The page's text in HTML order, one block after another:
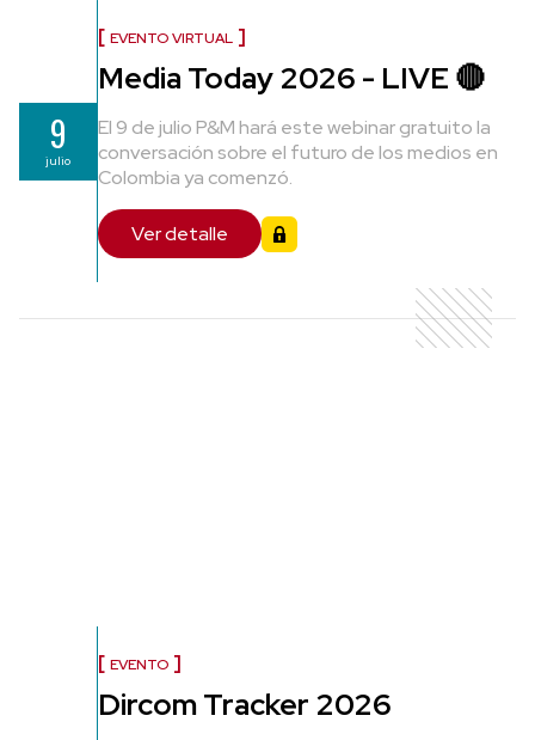
9
julio
EVENTO VIRTUAL
Media Today 2026 - LIVE 🔴
El 9 de julio P&M hará este webinar gratuito la
conversación sobre el futuro de los medios en
Colombia ya comenzó.
Ver detalle
EVENTO
Dircom Tracker 2026